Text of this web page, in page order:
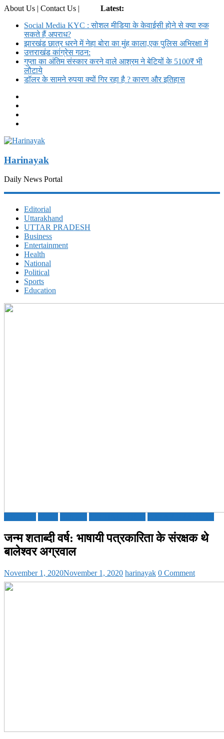
About Us | Contact Us |
Latest:
Social Media KYC : सोशल मीडिया के केवाईसी होने से क्या रुक
सकते हैं अपराध?
झारखंड छात्र धरने में नेहा बोरा का मुंह काला,एक पुलिस अभिरक्षा में
उत्तराखंड कांग्रेस गठन:
गुप्ता का अंतिम संस्कार करने वाले आश्रम ने बेटियों के 5100₹ भी
लौटाये
डॉलर के सामने रुपया क्यों गिर रहा है ? कारण और इतिहास
Harinayak
Daily News Portal
Editorial
Uttarakhand
UTTAR PRADESH
Business
Entertainment
Health
National
Political
Sports
Education
जन्म शताब्दी वर्ष: भाषायी पत्रकारिता के संरक्षक थे
बालेश्वर अग्रवाल
November 1, 2020November 1, 2020 harinayak 0 Comment